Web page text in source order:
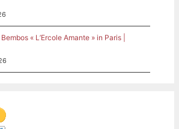
« L’Ercole Amante » in Paris |